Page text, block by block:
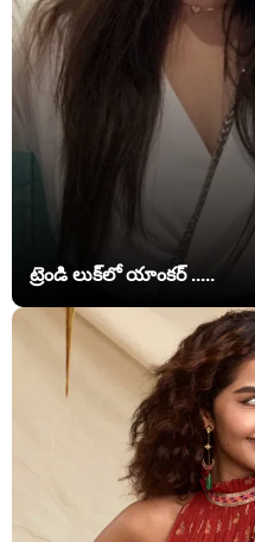
ట్రెండి లుక్‌లో యాంకర్ .....